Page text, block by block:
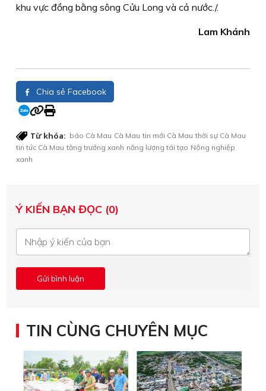
khu vực đồng bằng sông Cửu Long và cả nước./.
Lam Khánh
Chia sẻ Facebook
Từ khóa: báo Cà Mau Cà Mau tin mới Cà Mau thời sự Cà Mau
tin tức Cà Mau tăng trưởng xanh năng lượng tái tạo Nông nghiệp
xanh
Ý KIẾN BẠN ĐỌC (0)
TIN CÙNG CHUYÊN MỤC